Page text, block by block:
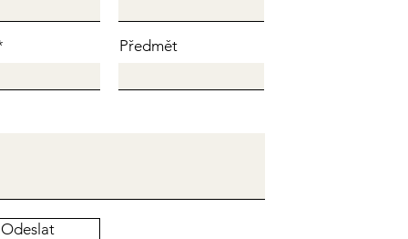
Předmět
Odeslat